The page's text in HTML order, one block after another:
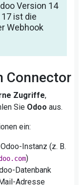
Version 14
ist die
Webhook
Connector
Zugriffe,
Sie Odoo aus.
ein:
Instanz (z. B.
)
Datenbank
Adresse